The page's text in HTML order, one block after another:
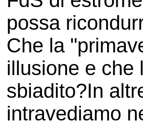
possa
Che la
illusione e che
sbiadito?In
intravediamo